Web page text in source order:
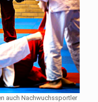
auch Nachwuchssportler